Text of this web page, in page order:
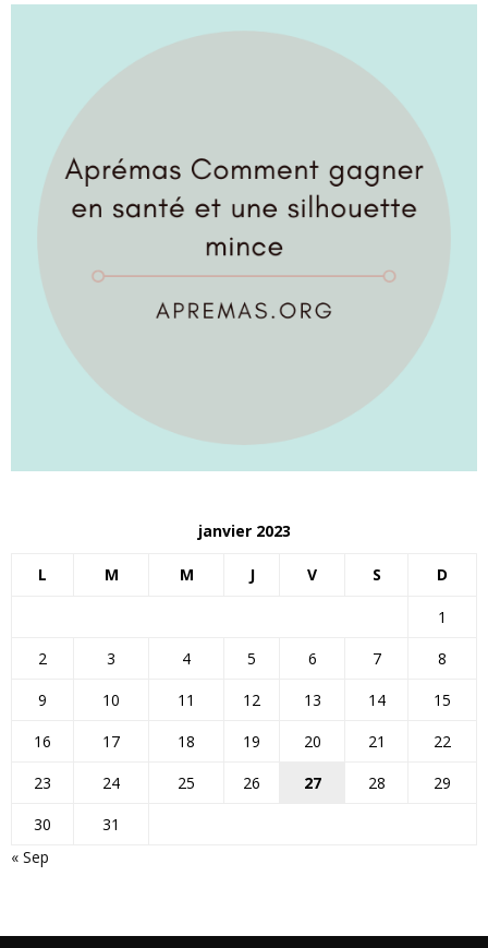
janvier 2023
L M M J V S D
1
2
3 4 5 6 7
8
9
10 11 12 13 14
15
16
17 18 19 20 21
22
23
24 25 26 27 28
29
30
31
« Sep